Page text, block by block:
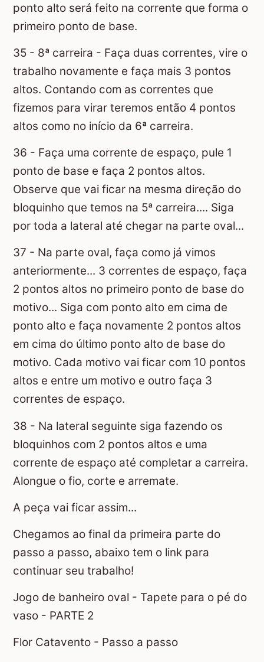
ponto alto será feito na corrente que forma o
primeiro ponto de base.
35 - 8ª carreira - Faça duas correntes, vire o
trabalho novamente e faça mais 3 pontos
altos. Contando com as correntes que
fizemos para virar teremos então 4 pontos
altos como no início da 6ª carreira.
36 - Faça uma corrente de espaço, pule 1
ponto de base e faça 2 pontos altos.
Observe que vai ficar na mesma direção do
bloquinho que temos na 5ª carreira.... Siga
por toda a lateral até chegar na parte oval...
37 - Na parte oval, faça como já vimos
anteriormente... 3 correntes de espaço, faça
2 pontos altos no primeiro ponto de base do
motivo... Siga com ponto alto em cima de
ponto alto e faça novamente 2 pontos altos
em cima do último ponto alto de base do
motivo. Cada motivo vai ficar com 10 pontos
altos e entre um motivo e outro faça 3
correntes de espaço.
38 - Na lateral seguinte siga fazendo os
bloquinhos com 2 pontos altos e uma
corrente de espaço até completar a carreira.
Alongue o fio, corte e arremate.
A peça vai ficar assim...
Chegamos ao final da primeira parte do
passo a passo, abaixo tem o link para
continuar seu trabalho!
Jogo de banheiro oval - Tapete para o pé do
vaso - PARTE 2
Flor Catavento - Passo a passo